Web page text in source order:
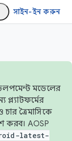
সাইন-ইন করুন
মডেলের
প্ল্যাটফর্মের
ত্রৈমাসিকে
করব। AOSP
latest-